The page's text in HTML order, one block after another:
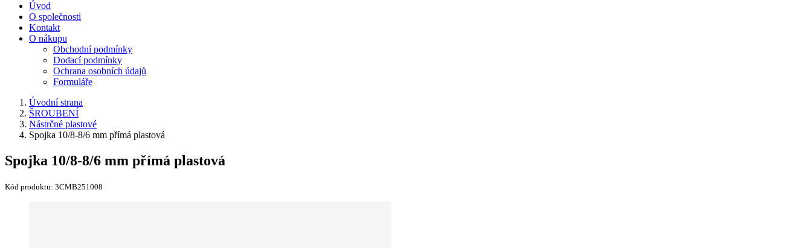
Úvod
O společnosti
Kontakt
O nákupu
Obchodní podmínky
Dodací podmínky
Ochrana osobních údajů
Formuláře
Úvodní strana
ŠROUBENÍ
Nástrčné plastové
Spojka 10/8-8/6 mm přímá plastová
Spojka 10/8-8/6 mm přímá plastová
Kód produktu: 3CMB251008